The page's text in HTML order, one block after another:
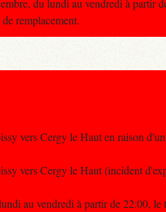
du lundi au vendredi à partir
remplacement.
vers Cergy le Haut en raison
vers Cergy le Haut (incident
au vendredi à partir de 22:00,